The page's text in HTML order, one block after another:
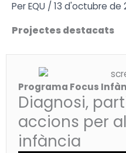
Vés
contingut
PerEQU / 13 d'octubre de
Projectes destacats
Programa Focus
Diagnosi,
accions per
infància